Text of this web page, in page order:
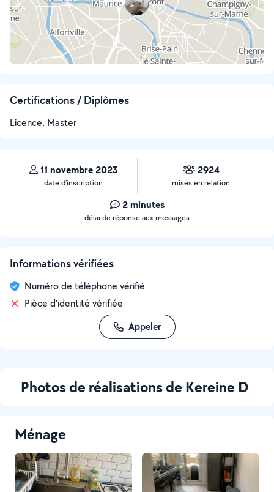
Certifications / Diplômes
Licence, Master
11 novembre 2023
date d’inscription
2924
mises en relation
2 minutes
délai de réponse aux messages
Informations vérifiées
Numéro de téléphone vérifié
Pièce d'identité vérifiée
Appeler
Photos de réalisations de Kereine D
Ménage